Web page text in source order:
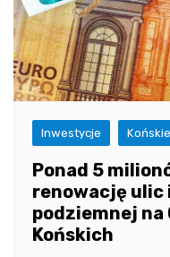
Inwestycje
Ponad 5
renowację
podziemnej na
Końskich